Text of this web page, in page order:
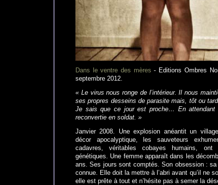
Dans le ventre des mères - Editions Ombres
septembre 2012.
« Le virus nous ronge de l’intérieur. Il nous
ses propres desseins de parasite mais, tôt ou
Je sais que ce jour est proche… En attendant
reconvertie en soldat. »
Janvier 2008. Une explosion anéantit un
décor apocalyptique, les sauveteurs
cadavres, véritables cobayes humains,
génétiques. Une femme apparaît dans les
ans. Ses jours sont comptés. Son obsession : sa
connue. Elle doit la mettre à l’abri avant qu’il ne
elle est prête à tout et n’hésite pas à semer la